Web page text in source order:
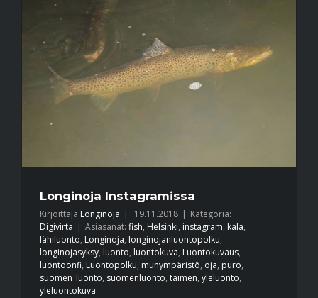
Longinoja Instagramissa
Kirjoittaja Longinoja 19.11.2018
Kategoria:
Digivirta
Asiasanat: fish, Helsinki, instagram, kala,
lähiluonto, Longinoja, longinojanluontopolku,
longinojasyksy, luonto, luontokuva, Luontokuvaus,
luontoonfi, Luontopolku, munympäristö, oja, puro,
suomen_luonto, suomenluonto, taimen, yleluonto,
yleluontokuva